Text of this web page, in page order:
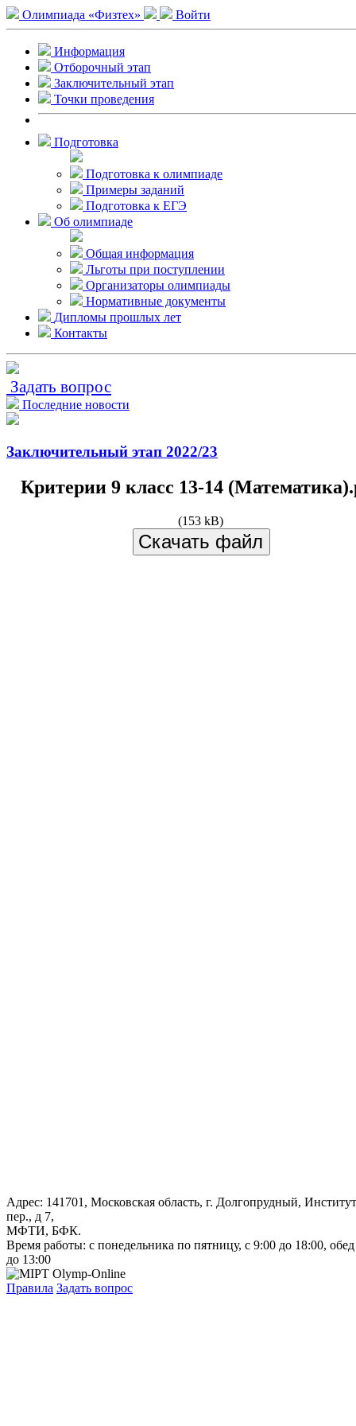
Олимпиада «Физтех» Войти
Информация
Отборочный этап
Заключительный этап
Точки проведения
Подготовка
Подготовка к олимпиаде
Примеры заданий
Подготовка к ЕГЭ
Об олимпиаде
Общая информация
Льготы при поступлении
Организаторы олимпиады
Нормативные документы
Дипломы прошлых лет
Контакты
Задать вопрос
Последние новости
Заключительный этап 2022/23
Критерии 9 класс 13-14
(153 kB)
Скачать файл
Адрес: 141701, Московская область, г. Долгопрудный,
пер., д 7,
МФТИ, БФК.
Время работы: с понедельника по пятницу, с 9:00 до 18:00,
до 13:00
Правила Задать вопрос